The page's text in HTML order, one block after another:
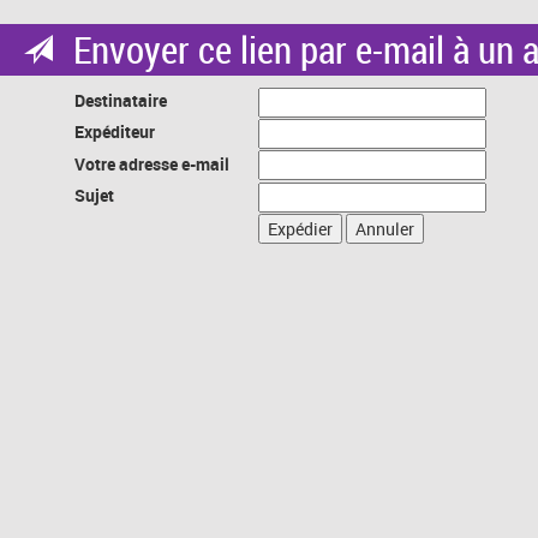
Envoyer ce lien par e-mail à un
Destinataire
Expéditeur
Votre adresse e-mail
Sujet
Expédier
Annuler